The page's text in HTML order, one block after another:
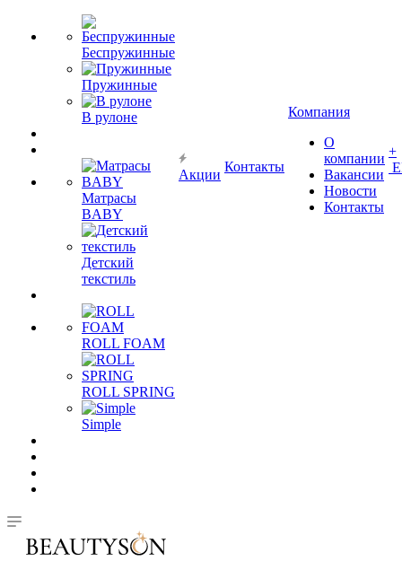
Беспружинные
Пружинные
В рулоне
Матрасы
BABY
Детский
текстиль
ROLL FOAM
ROLL SPRING
Simple
Акции
Контакты
Компания
О
компании
Вакансии
Новости
Контакты
+